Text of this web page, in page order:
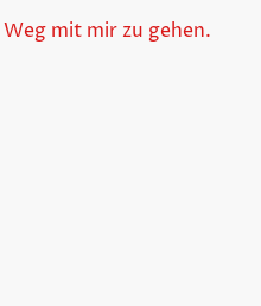
mit mir zu gehen.